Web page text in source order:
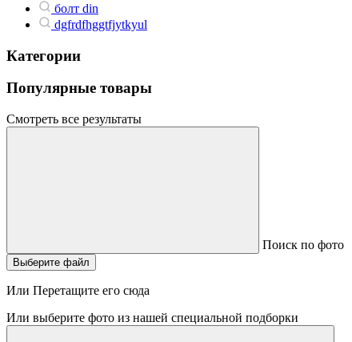
болт din
dgfrdfhggtfjytkyul
Категории
Популярные товары
Смотреть все результаты
Поиск по фото
Выберите файл
Или Перетащите его сюда
Или выберите фото из нашей специальной подборки